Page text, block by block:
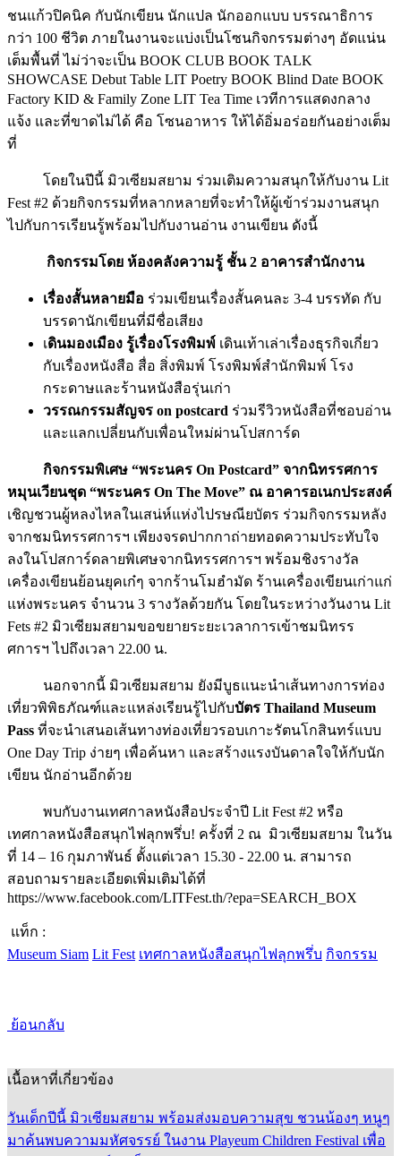
กว่า 100 ชีวิต ภายในงานจะแบ่งเป็นโซนกิจกรรมต่างๆ อัดแน่น
เต็มพื้นที่ ไม่ว่าจะเป็น BOOK CLUB BOOK TALK
SHOWCASE Debut Table LIT Poetry BOOK Blind Date BOOK
Factory KID & Family Zone LIT Tea Time เวทีการแสดงกลาง
แจ้ง และที่ขาดไม่ได้ คือ โซนอาหาร ให้ได้อิ่มอร่อยกันอย่างเต็ม
ที่
Fest #2 ด้วยกิจกรรมที่หลากหลายที่จะทำให้ผู้เข้าร่วมงานสนุก
ไปกับการเรียนรู้พร้อมไปกับงานอ่าน งานเขียน ดังนี้
กิจกรรมโดย ห้องคลังความรู้ ชั้น 2 อาคารสำนักงาน
ร่วมเขียนเรื่องสั้นคนละ 3-4 บรรทัด กับ
บรรดานักเขียนที่มีชื่อเสียง
เดินมองเมือง รู้เรื่องโรงพิมพ์
กับเรื่องหนังสือ สื่อ สิ่งพิมพ์ โรงพิมพ์สำนักพิมพ์ โรง
กระดาษและร้านหนังสือรุ่นเก่า
วรรณกรรมสัญจรon postcardร่วมรีวิวหนังสือที่ชอบอ่าน
และแลกเปลี่ยนกับเพื่อนใหม่ผ่านโปสการ์ด
หมุนเวียนชุด “พระนคร On The Move” ณ อาคารอเนกประสงค์
เชิญชวนผู้หลงไหลในเสน่ห์แห่งไปรษณียบัตร ร่วมกิจกรรมหลัง
จากชมนิทรรศการฯ เพียงจรดปากกาถ่ายทอดความประทับใจ
ลงในโปสการ์ดลายพิเศษจากนิทรรศการฯ พร้อมชิงรางวัล
เครื่องเขียนย้อนยุคเก๋ๆ จากร้านโมฮำมัด ร้านเครื่องเขียนเก่าแก่
แห่งพระนคร จำนวน 3 รางวัลด้วยกัน โดยในระหว่างวันงาน Lit
Fets #2 มิวเซียมสยามขอขยายระยะเวลาการเข้าชมนิทรร
ศการฯ ไปถึงเวลา 22.00 น.
เที่ยวพิพิธภัณฑ์และแหล่งเรียนรู้ไปกับบัตรThailand Museum
Passที่จะนำเสนอเส้นทางท่องเที่ยวรอบเกาะรัตนโกสินทร์แบบ
One Day Trip ง่ายๆ เพื่อค้นหา และสร้างแรงบันดาลใจให้กับนัก
เขียน นักอ่านอีกด้วย
เทศกาลหนังสือสนุกไฟลุกพรึ่บ! ครั้งที่ 2 ณ มิวเซียมสยาม ในวัน
ที่ 14 – 16 กุมภาพันธ์ ตั้งแต่เวลา 15.30 - 22.00 น. สามารถ
สอบถามรายละเอียดเพิ่มเติมได้ที่
https://www.facebook.com/LITFest.th/?epa=SEARCH_BOX
แท็ก :
Museum Siam
มาค้นพบความมหัศจรรย์ ในงาน Playeum Children Festival เพื่อ
เปิดประสบการณ์วันเด็กสุดพิเศษ